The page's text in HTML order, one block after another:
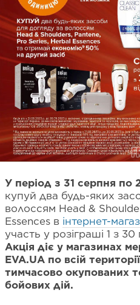
У період з 31 серпня по
купуй два будь-яких
волоссям Head &
Essences в інтернет-
участь у розіграші 1 з
Акція діє у магазинах
EVA.UA по всій
тимчасово окупованих
бойових дій.